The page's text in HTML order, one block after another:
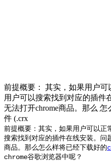
前提概要： 其实，如果用户可
用户可以搜索找到对应的插件
无法打开chrome商品。那么
件 (.crx
前提概要： 其实，如果用户可以正
搜索找到对应的插件在线安装。
商品。那么怎么样将已经下载好的
chrome谷歌浏览器中呢？